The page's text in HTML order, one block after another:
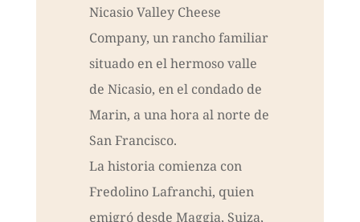
Nicasio Valley Cheese
Company, un rancho familiar
situado en el hermoso valle
de Nicasio, en el condado de
Marin, a una hora al norte de
San Francisco.
La historia comienza con
Fredolino Lafranchi, quien
emigró desde Maggia, Suiza,